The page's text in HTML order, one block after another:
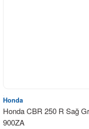
Honda
Honda CBR 250 R Sağ
900ZA